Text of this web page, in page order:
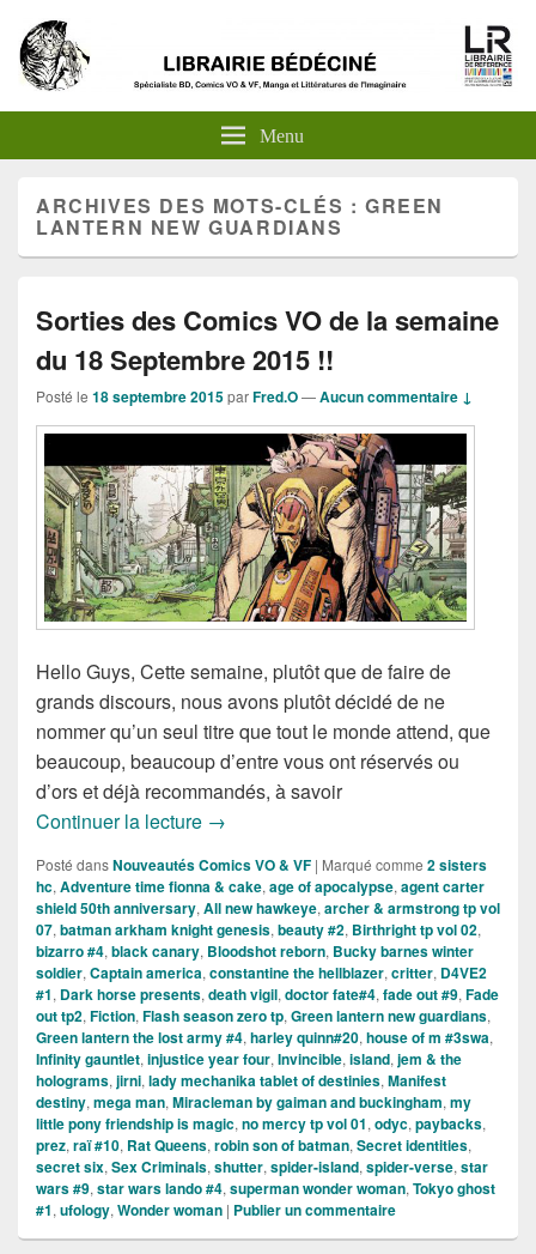
Menu
ARCHIVES DES MOTS-CLÉS :GREEN
LANTERN NEW GUARDIANS
Sorties des Comics VO de la semaine
du 18 Septembre 2015 !!
Posté le 18 septembre 2015parFred.O—Aucun commentaire ↓
Hello Guys, Cette semaine, plutôt que de faire de
grands discours, nous avons plutôt décidé de ne
nommer qu’un seul titre que tout le monde attend, que
beaucoup, beaucoup d’entre vous ont réservés ou
d’ors et déjà recommandés, à savoir
Continuer la lecture Sorties des Comics VO de la
→
Posté dansNouveautés Comics VO & VF | Marqué comme 2 sisters
hc, Adventure time fionna & cake, age of apocalypse, agent carter
shield 50th anniversary, All new hawkeye, archer & armstrong tp vol
07, batman arkham knight genesis, beauty #2, Birthright tp vol 02,
bizarro #4, black canary, Bloodshot reborn, Bucky barnes winter
soldier, Captain america, constantine the hellblazer, critter, D4VE2
#1, Dark horse presents, death vigil, doctor fate#4, fade out #9, Fade
out tp2, Fiction, Flash season zero tp, Green lantern new guardians,
Green lantern the lost army #4, harley quinn#20, house of m #3swa,
Infinity gauntlet, injustice year four, Invincible, island, jem & the
holograms, jirni, lady mechanika tablet of destinies, Manifest
destiny, mega man, Miracleman by gaiman and buckingham, my
little pony friendship is magic, no mercy tp vol 01, odyc, paybacks,
prez, raï #10, Rat Queens, robin son of batman, Secret identities,
secret six, Sex Criminals, shutter, spider-island, spider-verse, star
wars #9, star wars lando #4, superman wonder woman, Tokyo ghost
#1, ufology, Wonder woman | Publier un commentaire